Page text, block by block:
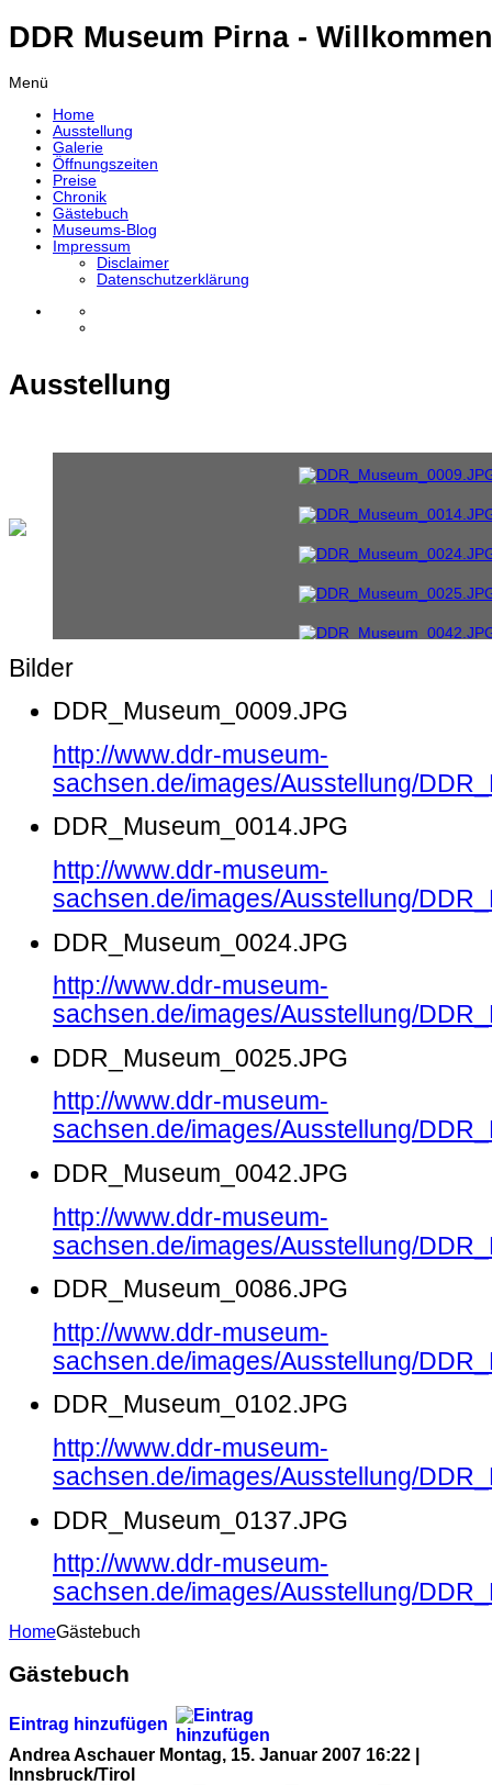
DDR Museum Pirna -
Menü
Home
Ausstellung
Galerie
Öffnungszeiten
Preise
Chronik
Gästebuch
Museums-Blog
Impressum
Disclaimer
Datenschutzerklärung
Ausstellung
Bilder
DDR_Museum_0009.JPG
http://www.ddr-museum-
sachsen.de/images/Ausstellung/
DDR_Museum_0014.JPG
http://www.ddr-museum-
sachsen.de/images/Ausstellung/
DDR_Museum_0024.JPG
http://www.ddr-museum-
sachsen.de/images/Ausstellung/
DDR_Museum_0025.JPG
http://www.ddr-museum-
sachsen.de/images/Ausstellung/
DDR_Museum_0042.JPG
http://www.ddr-museum-
sachsen.de/images/Ausstellung/
DDR_Museum_0086.JPG
http://www.ddr-museum-
sachsen.de/images/Ausstellung/
DDR_Museum_0102.JPG
http://www.ddr-museum-
sachsen.de/images/Ausstellung/
DDR_Museum_0137.JPG
http://www.ddr-museum-
sachsen.de/images/Ausstellung/
HomeGästebuch
Gästebuch
Eintrag hinzufügen
Andrea Aschauer Montag, 15. Januar 2007 16:22 |
Innsbruck/Tirol